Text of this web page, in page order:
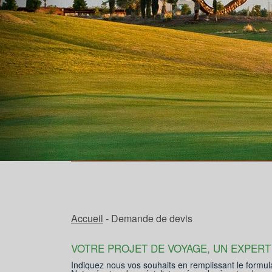
Accueil - Demande de devis
VOTRE PROJET DE VOYAGE, UN
Indiquez nous vos souhaits en remplissant le